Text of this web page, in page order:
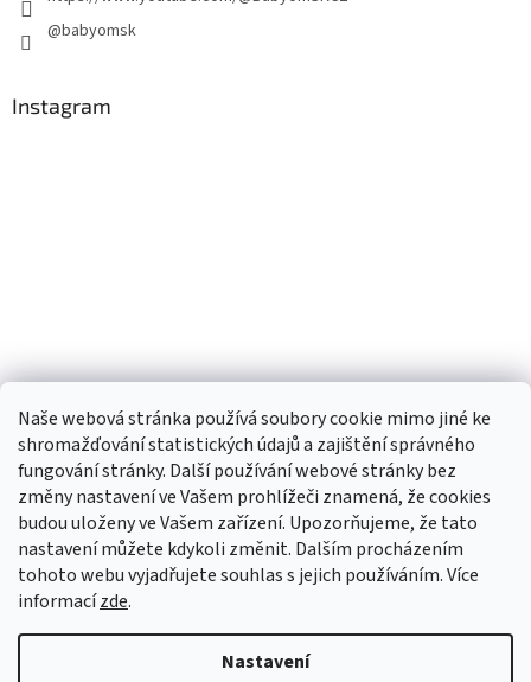
Naše webová stránka používá soubory cookie mimo jiné ke
shromažďování statistických údajů a zajištění správného
fungování stránky. Další používání webové stránky bez
změny nastavení ve Vašem prohlížeči znamená, že cookies
budou uloženy ve Vašem zařízení. Upozorňujeme, že tato
nastavení můžete kdykoli změnit. Dalším procházením
tohoto webu vyjadřujete souhlas s jejich používáním. Více
informacízde.
Nastavení
@babyomsk
Instagram
TIk Tok Instagram Facebook